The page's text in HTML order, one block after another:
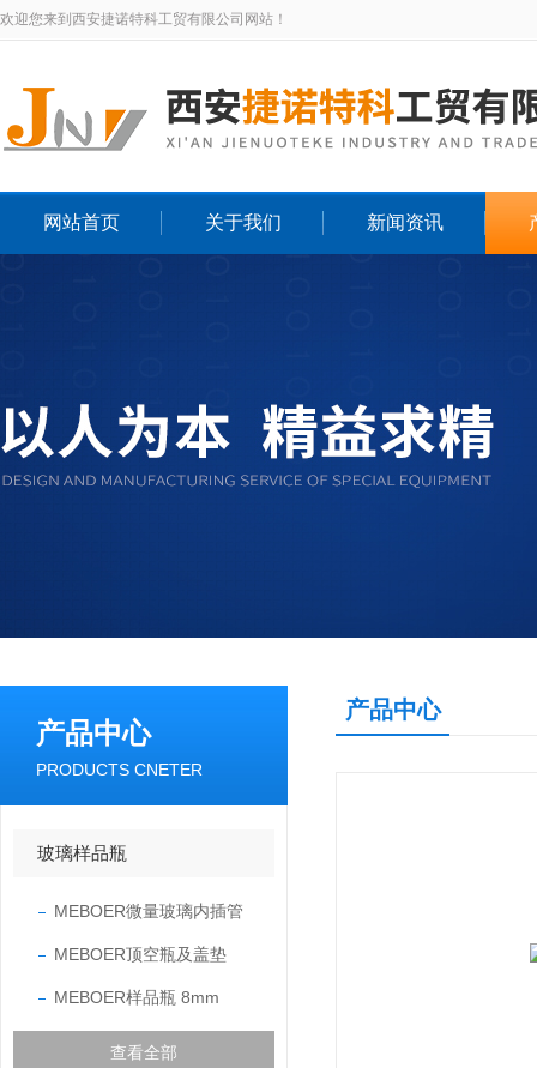
欢迎您来到西安捷诺特科工贸有限公司网站！
网站首页 关于我们 新闻资讯
产品中心
PRODUCTS CNETER
玻璃样品瓶
MEBOER微量玻璃内插管
MEBOER顶空瓶及盖垫
MEBOER样品瓶 8mm
查看全部
产品中心